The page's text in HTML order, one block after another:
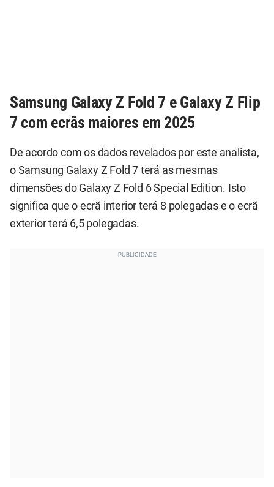
Samsung Galaxy Z Fold 7 e Galaxy Z Flip
7 com ecrãs maiores em 2025
De acordo com os dados revelados por este analista,
o Samsung Galaxy Z Fold 7 terá as mesmas
dimensões do Galaxy Z Fold 6 Special Edition. Isto
significa que o ecrã interior terá 8 polegadas e o ecrã
exterior terá 6,5 polegadas.